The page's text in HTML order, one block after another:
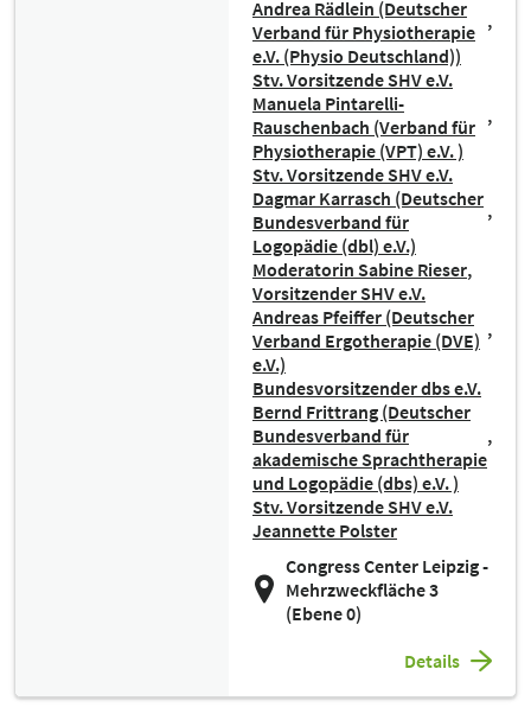
Andrea Rädlein (Deutscher
Verband für Physiotherapie
e.V. (Physio Deutschland))
Stv. Vorsitzende SHV e.V.
Manuela Pintarelli-
Rauschenbach (Verband für
Physiotherapie (VPT) e.V. )
Stv. Vorsitzende SHV e.V.
Dagmar Karrasch (Deutscher
Bundesverband für
Logopädie (dbl) e.V.)
Moderatorin Sabine Rieser
Vorsitzender SHV e.V.
Andreas Pfeiffer (Deutscher
Verband Ergotherapie (DVE)
e.V.)
Bundesvorsitzender dbs e.V.
Bernd Frittrang (Deutscher
Bundesverband für
akademische Sprachtherapie
und Logopädie (dbs) e.V. )
Stv. Vorsitzende SHV e.V.
Jeannette Polster
Congress Center Leipzig -
Mehrzweckfläche 3
(Ebene 0)
Details